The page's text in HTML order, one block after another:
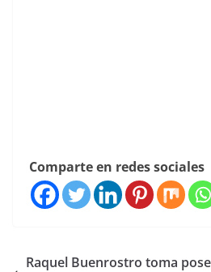
Comparte en redes sociales
Raquel Buenrostro toma